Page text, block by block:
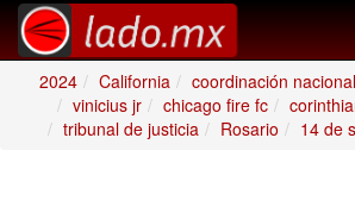
2024
California
coordinación
vinicius jr
chicago fire fc
tribunal de justicia
Rosario 14 de